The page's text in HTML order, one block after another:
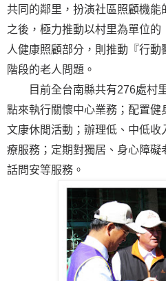
共同的鄰里，扮演社區照顧機
之後，極力推動以村里為單位
人健康照顧部分，則推動『行
階段的老人問題。
目前全台南縣共有276處村里
點來執行關懷中心業務；配置
文康休閒活動；辦理低、中低
療服務；定期對獨居、身心障
話問安等服務。